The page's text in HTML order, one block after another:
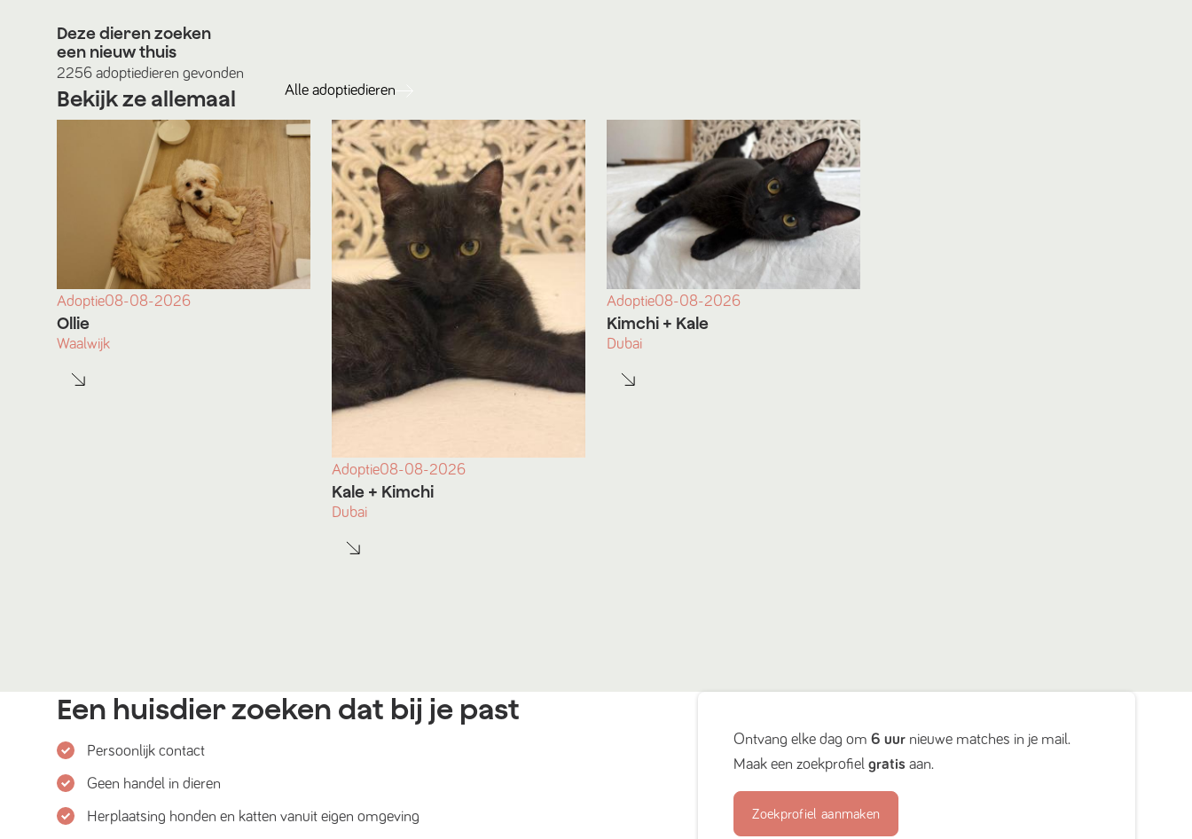
Deze dieren zoeken
een nieuw thuis
2256 adoptiedieren gevonden
Bekijk ze allemaal Alle adoptiedieren
Adoptie08-08-2026
Ollie
Waalwijk
Adoptie08-08-2026
Kale + Kimchi
Dubai
Adoptie08-08-2026
Kimchi + Kale
Dubai
Een huisdier zoeken dat bij je past
Persoonlijk contact
Geen handel in dieren
Herplaatsing honden en katten vanuit eigen omgeving
Ontvang elke dag om6 uur nieuwe matches in je mail.
Maak een zoekprofielgratis aan.
Zoekprofiel aanmaken